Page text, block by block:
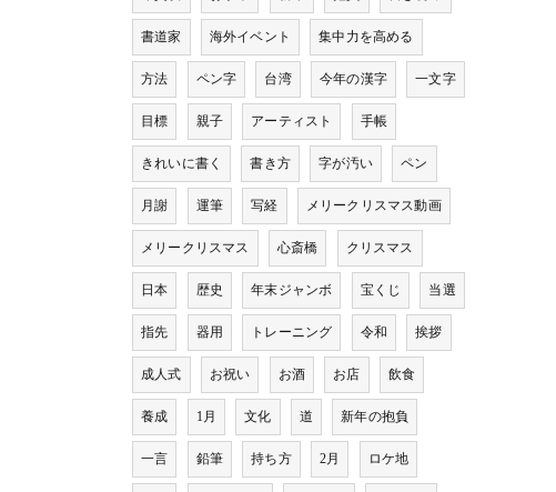
書道家 海外イベント 集中力を高める
方法 ペン字 台湾 今年の漢字 一文字
目標 親子 アーティスト 手帳
きれいに書く 書き方 字が汚い ペン
月謝 運筆 写経 メリークリスマス動画
メリークリスマス 心斎橋 クリスマス
日本 歴史 年末ジャンボ 宝くじ 当選
指先 器用 トレーニング 令和 挨拶
成人式 お祝い お酒 お店 飲食
養成 1月 文化 道 新年の抱負
一言 鉛筆 持ち方 2月 ロケ地